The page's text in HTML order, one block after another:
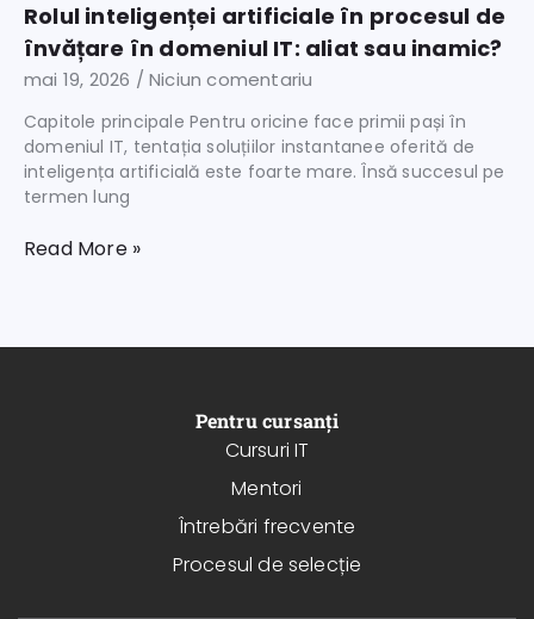
Rolul inteligenței artificiale în procesul de
învățare în domeniul IT: aliat sau inamic?
mai 19, 2026 Niciun comentariu
Capitole principale Pentru oricine face primii pași în
domeniul IT, tentația soluțiilor instantanee oferită de
inteligența artificială este foarte mare. Însă succesul pe
termen lung
Read More »
Pentru cursanți
Cursuri IT
Mentori
Întrebări frecvente
Procesul de selecție